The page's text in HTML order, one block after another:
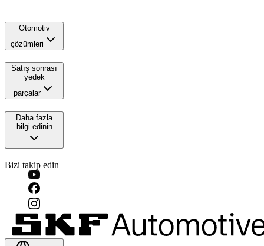
Otomotiv
çözümleri
Satış sonrası
yedek
parçalar
Daha fazla
bilgi edinin
Bizi takip edin